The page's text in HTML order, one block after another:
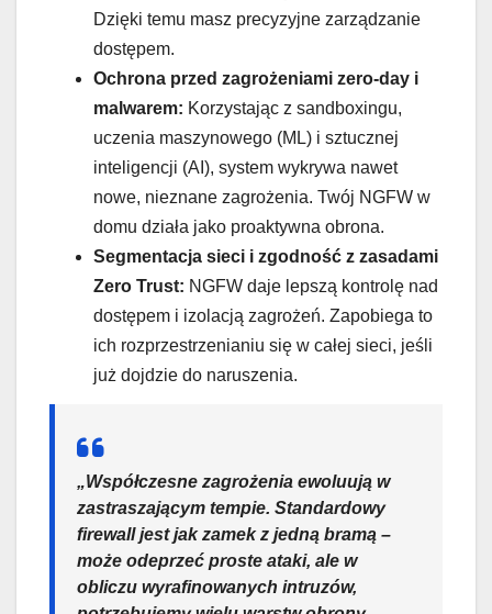
Dzięki temu masz precyzyjne zarządzanie
dostępem.
Ochrona przed zagrożeniami zero-day i
malwarem: Korzystając z sandboxingu,
uczenia maszynowego (ML) i sztucznej
inteligencji (AI), system wykrywa nawet
nowe, nieznane zagrożenia. Twój NGFW w
domu działa jako proaktywna obrona.
Segmentacja sieci i zgodność z zasadami
Zero Trust: NGFW daje lepszą kontrolę nad
dostępem i izolacją zagrożeń. Zapobiega to
ich rozprzestrzenianiu się w całej sieci, jeśli
już dojdzie do naruszenia.
„Współczesne zagrożenia ewoluują w
zastraszającym tempie. Standardowy
firewall jest jak zamek z jedną bramą –
może odeprzeć proste ataki, ale w
obliczu wyrafinowanych intruzów,